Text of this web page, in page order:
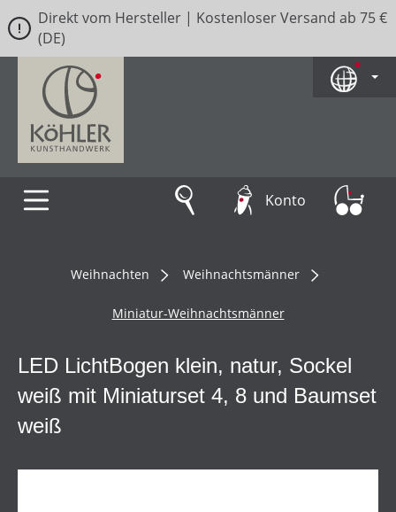
Zum Hauptinhalt springen
Direkt vom Hersteller | Kostenloser Versand ab 75 €
(DE)
Konto
Weihnachten Weihnachtsmänner
Miniatur-Weihnachtsmänner
LED LichtBogen klein, natur, Sockel
weiß mit Miniaturset 4, 8 und Baumset
weiß